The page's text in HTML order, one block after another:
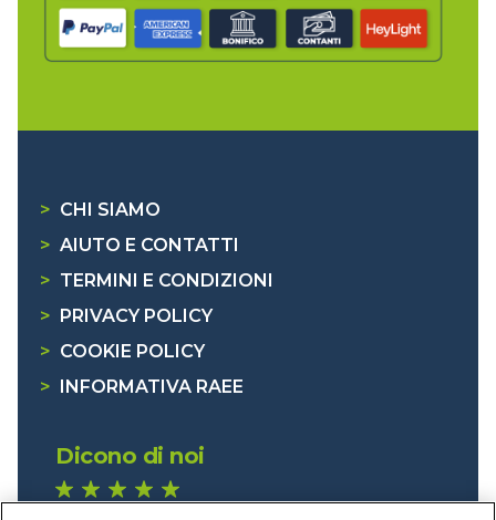
> CHI SIAMO
> AIUTO E CONTATTI
> TERMINI E CONDIZIONI
>
PRIVACY POLICY
> COOKIE POLICY
>
INFORMATIVA RAEE
Dicono di noi